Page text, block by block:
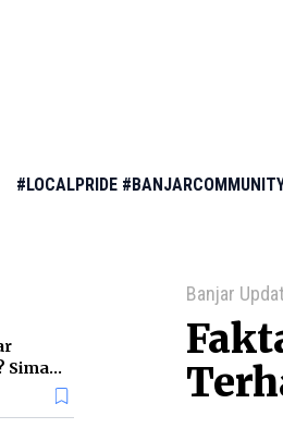
#LOCALPRIDE
Simak
Banjar